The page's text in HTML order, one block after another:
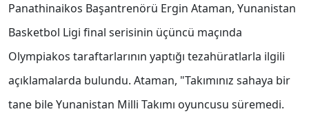
Panathinaikos Başantrenörü Ergin Ataman, Yunanistan
Basketbol Ligi final serisinin üçüncü maçında
Olympiakos taraftarlarının yaptığı tezahüratlarla ilgili
açıklamalarda bulundu. Ataman, "Takımınız sahaya bir
tane bile Yunanistan Milli Takımı oyuncusu süremedi.